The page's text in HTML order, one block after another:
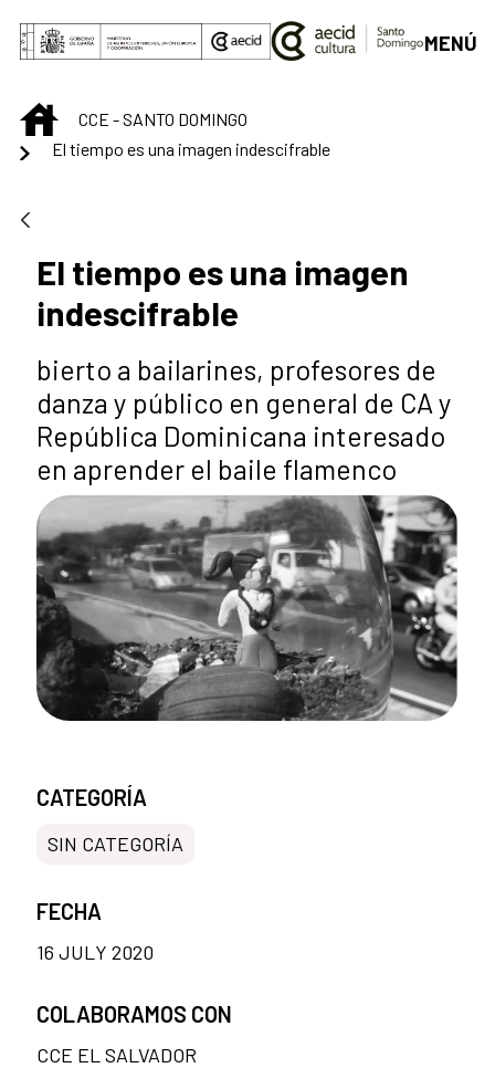
Skip to Main Content
MENÚ
INICIOCCE - SANTO DOMINGO
El tiempo es una imagen indescifrable
El tiempo es una imagen
indescifrable
bierto a bailarines, profesores de
danza y público en general de CA y
República Dominicana interesado
en aprender el baile flamenco
CATEGORÍA
SIN CATEGORÍA
FECHA
16 JULY 2020
COLABORAMOS CON
CCE EL SALVADOR